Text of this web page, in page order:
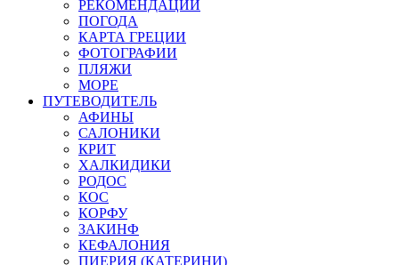
РЕКОМЕНДАЦИИ
ПОГОДА
КАРТА ГРЕЦИИ
ФОТОГРАФИИ
ПЛЯЖИ
МОРЕ
ПУТЕВОДИТЕЛЬ
АФИНЫ
САЛОНИКИ
КРИТ
ХАЛКИДИКИ
РОДОС
КОС
КОРФУ
ЗАКИНФ
КЕФАЛОНИЯ
ПИЕРИЯ (КАТЕРИНИ)